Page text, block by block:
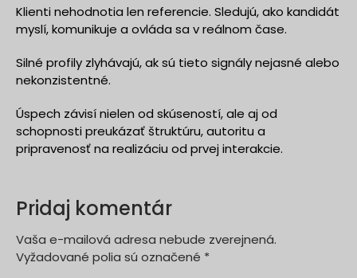
Klienti nehodnotia len referencie. Sledujú, ako kandidát
myslí, komunikuje a ovláda sa v reálnom čase.
Silné profily zlyhávajú, ak sú tieto signály nejasné alebo
nekonzistentné.
Úspech závisí nielen od skúseností, ale aj od
schopnosti preukázať štruktúru, autoritu a
pripravenosť na realizáciu od prvej interakcie.
Pridaj komentár
Vaša e-mailová adresa nebude zverejnená.
Vyžadované polia sú označené *